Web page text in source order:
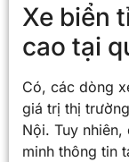
Xe biển
cao tại
Có, các dòng
giá trị thị
Nội. Tuy
minh thông tin